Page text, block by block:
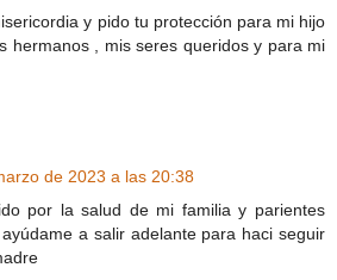
y pido tu protección para mi hijo
hermanos , mis seres queridos y para mi
de 2023 a las 20:38
por la salud de mi familia y parientes
a salir adelante para haci seguir